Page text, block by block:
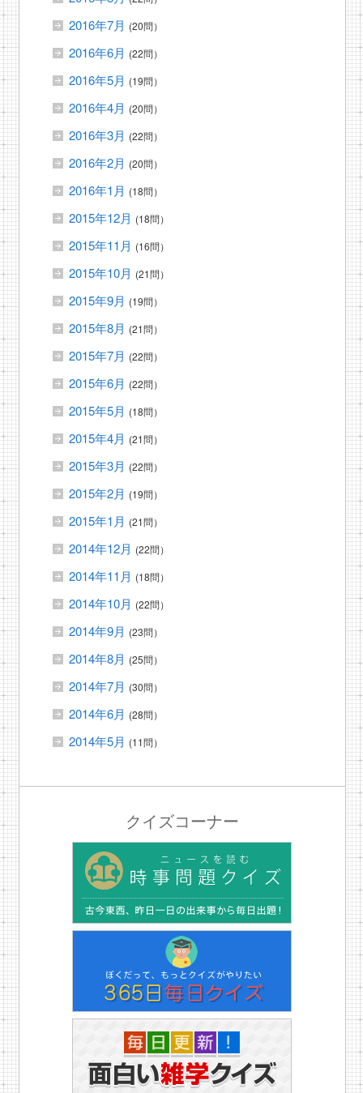
2016年7月 (20問）
2016年6月 (22問）
2016年5月 (19問）
2016年4月 (20問）
2016年3月 (22問）
2016年2月 (20問）
2016年1月 (18問）
2015年12月 (18問）
2015年11月 (16問）
2015年10月 (21問）
2015年9月 (19問）
2015年8月 (21問）
2015年7月 (22問）
2015年6月 (22問）
2015年5月 (18問）
2015年4月 (21問）
2015年3月 (22問）
2015年2月 (19問）
2015年1月 (21問）
2014年12月 (22問）
2014年11月 (18問）
2014年10月 (22問）
2014年9月 (23問）
2014年8月 (25問）
2014年7月 (30問）
2014年6月 (28問）
2014年5月 (11問）
クイズコーナー